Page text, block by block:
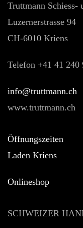
Truttmann Schiess-
Luzernerstrasse 94
CH-6010 Kriens
Telefon +41 41 240
hc.nnamtturt@ofni
www.truttmann.ch
Öffnungszeiten
Laden Kriens
Onlineshop
SCHWEIZER